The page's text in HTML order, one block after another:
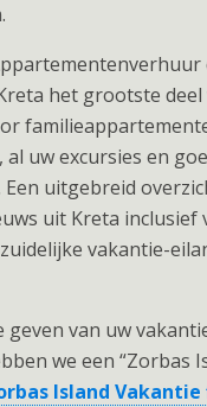
het grootste deel
uw excursies en
uitgebreid
uit Kreta inclusief
vakantie-
geven van uw
we een “Zorbas
Island